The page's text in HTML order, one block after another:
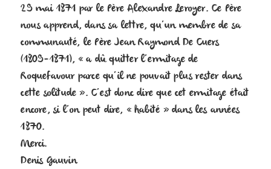
29 mai 1871 par le Père Alexandre Leroyer. Ce Père
nous apprend, dans sa lettre, qu’un membre de sa
communauté, le Père Jean Raymond De Cuers
(1809-1871), « a dû quitter l’ermitage de
Roquefavour parce qu’il ne pouvait plus rester dans
cette solitude ». C’est donc dire que cet ermitage était
encore, si l’on peut dire, « habité » dans les années
1870.
Merci.
Denis Gauvin